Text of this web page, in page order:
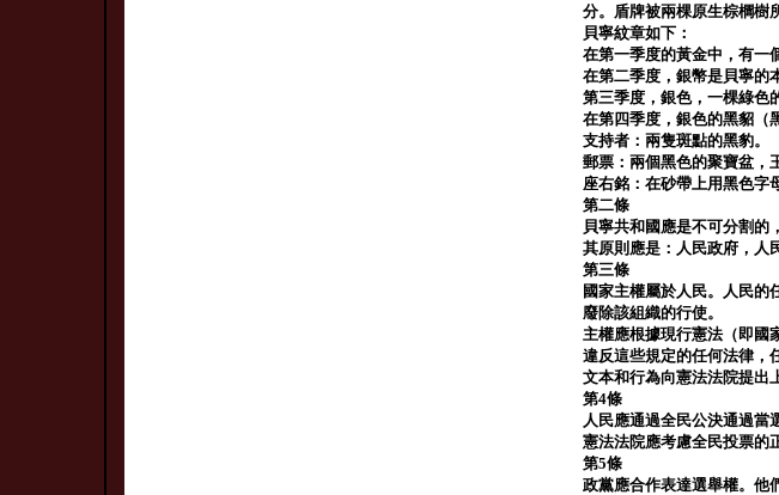
分。盾牌被兩棵原生棕櫚樹
貝寧紋章如下：
在第一季度的黃金中，有一
在第二季度，銀幣是貝寧的
第三季度，銀色，一棵綠色
在第四季度，銀色的黑貂（
支持者：兩隻斑點的黑豹。
郵票：兩個黑色的聚寶盆，
座右銘：在砂帶上用黑色字
第二條
貝寧共和國應是不可分割的
其原則應是：人民政府，人
第三條
國家主權屬於人民。人民的
廢除該組織的行使。
主權應根據現行憲法（即國
違反這些規定的任何法律，
文本和行為向憲法法院提出
第4條
人民應通過全民公決通過當
憲法法院應考慮全民投票的
第5條
政黨應合作表達選舉權。他